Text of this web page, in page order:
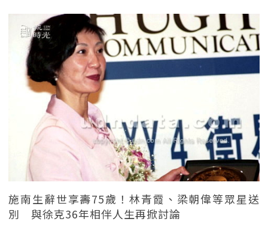
施南生辭世享壽75歲！林青霞、梁朝偉等眾星送
別 與徐克36年相伴人生再掀討論